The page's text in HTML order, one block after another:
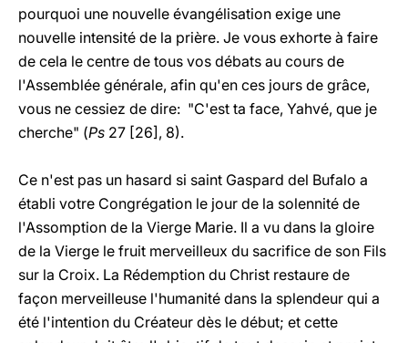
pourquoi une nouvelle évangélisation exige une
nouvelle intensité de la prière. Je vous exhorte à faire
de cela le centre de tous vos débats au cours de
l'Assemblée générale, afin qu'en ces jours de grâce,
vous ne cessiez de dire: "C'est ta face, Yahvé, que je
cherche" (Ps 27 [26], 8).
Ce n'est pas un hasard si saint Gaspard del Bufalo a
établi votre Congrégation le jour de la solennité de
l'Assomption de la Vierge Marie. Il a vu dans la gloire
de la Vierge le fruit merveilleux du sacrifice de son Fils
sur la Croix. La Rédemption du Christ restaure de
façon merveilleuse l'humanité dans la splendeur qui a
été l'intention du Créateur dès le début; et cette